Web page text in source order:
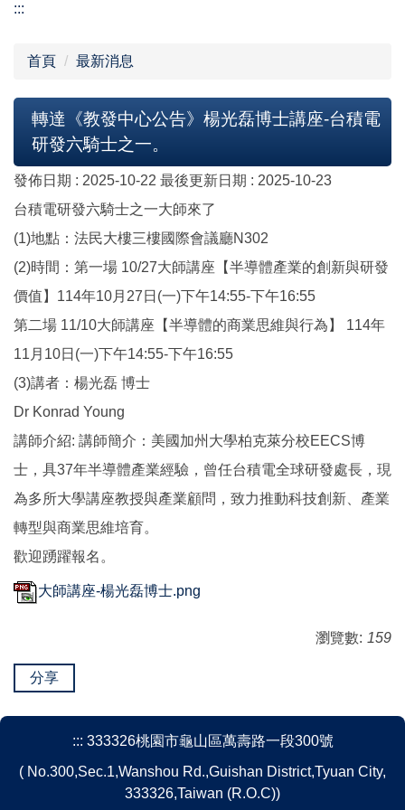
:::
首頁 最新消息
轉達《教發中心公告》楊光磊博士講座-台積電
研發六騎士之一。
發佈日期 : 2025-10-22 最後更新日期 : 2025-10-23
台積電研發六騎士之一大師來了
(1)地點：法民大樓三樓國際會議廳N302
(2)時間：第一場 10/27大師講座【半導體產業的創新與研發
價值】114年10月27日(一)下午14:55-下午16:55
第二場 11/10大師講座【半導體的商業思維與行為】 114年
11月10日(一)下午14:55-下午16:55
(3)講者：楊光磊 博士
Dr Konrad Young
講師介紹: 講師簡介：美國加州大學柏克萊分校EECS博
士，具37年半導體產業經驗，曾任台積電全球研發處長，現
為多所大學講座教授與產業顧問，致力推動科技創新、產業
轉型與商業思維培育。
歡迎踴躍報名。
大師講座-楊光磊博士.png
瀏覽數: 159
分享
::: 333326桃園市龜山區萬壽路一段300號
( No.300,Sec.1,Wanshou Rd.,Guishan District,Tyuan City,
333326,Taiwan (R.O.C))